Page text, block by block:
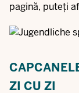
pagină, puteți
ZI CU ZI